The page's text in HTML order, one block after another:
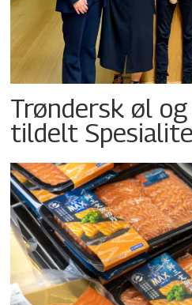
Trøndersk øl
tildelt